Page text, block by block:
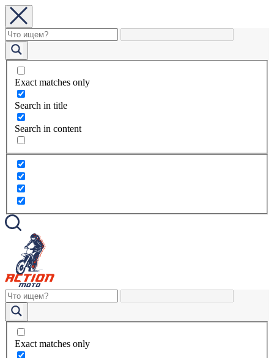
Exact matches only
Search in title
Search in content
Exact matches only